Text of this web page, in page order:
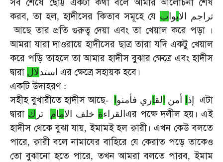
করব,তা হল,হাদীসের কিতাব সমূহে যে تراجم الابوا ب
আছে তার প্রতি গুরুত্ব দেয়া এবং তা খেয়াল করে পড়া ।
আমরা যারা দাওরায়ে হাদীসের ছাত্র তারা যদি একটু খেয়াল
করে পড়ি তাহলে তা আমার হাদীস বুঝার ক্ষেত্রে এবং হাদীস
দ্বারা
استدلل এর ক্ষেত্রে সহায়ক হবে।
একটি উদাহরণ :
সহীহ বুখারীতে হাদীস আছে- إذ أمن لقاري فأمنو
এটা
দ্বারা
القراءة خلف الامام تر ك এর পক্ষে দলীল হয়। এই
হাদীস থেকে বুঝা যায়, ইমামই হল ক্বারী। এখন কেউ বলতে
পারে,ক্বারী বলে নামাযের বাহিরে যে কেরাত পড়ে তাকেও
তো বুঝানো হতে পারে,তখন আমরা বলতে পারব, ইমাম